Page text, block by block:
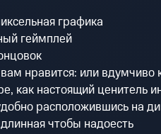
графика
геймплей
нравится: или
как настоящий ценитель
расположившись на
чтобы надоесть